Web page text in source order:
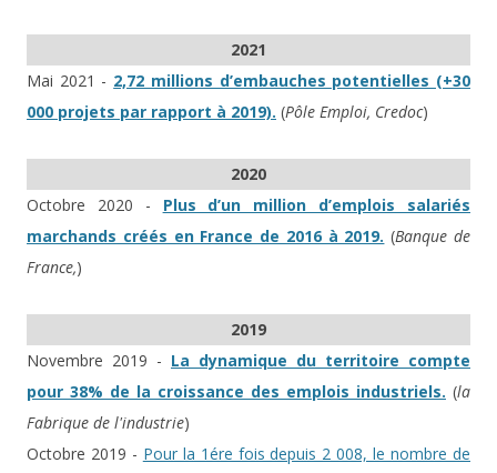
2021
Mai 2021 - 2,72 millions d’embauches potentielles (+30
000 projets par rapport à 2019). (Pôle Emploi, Credoc)
2020
Octobre 2020 - Plus d’un million d’emplois salariés
marchands créés en France de 2016 à 2019. (Banque de
France,)
2019
Novembre 2019 - La dynamique du territoire compte
pour 38% de la croissance des emplois industriels. (la
Fabrique de l'industrie)
Octobre 2019 - Pour la 1ére fois depuis 2 008, le nombre de